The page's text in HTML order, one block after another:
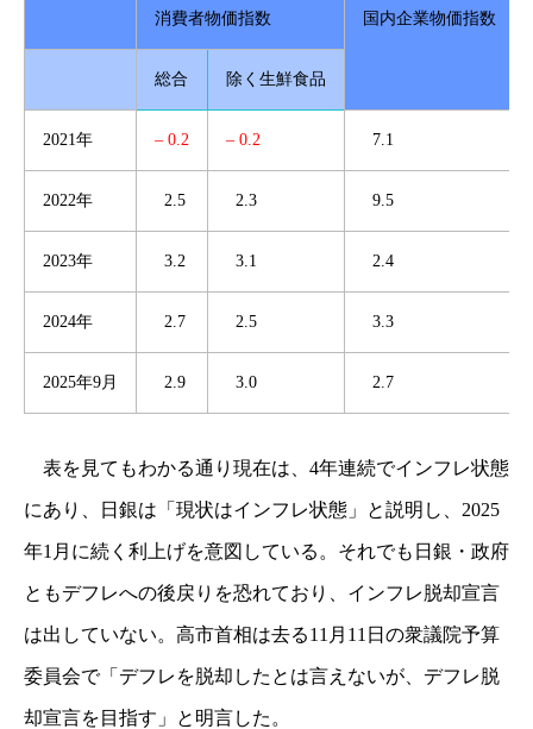
消費者物価指数 国内企業物価指数
総合 除く生鮮食品
2021年 – 0.2 – 0.2 7.1
2022年 2.5 2.3 9.5
2023年 3.2 3.1 2.4
2024年 2.7 2.5 3.3
2025年9月 2.9 3.0 2.7
表を見てもわかる通り現在は、4年連続でインフレ状態
にあり、日銀は「現状はインフレ状態」と説明し、2025
年1月に続く利上げを意図している。それでも日銀・政府
ともデフレへの後戻りを恐れており、インフレ脱却宣言
は出していない。高市首相は去る11月11日の衆議院予算
委員会で「デフレを脱却したとは言えないが、デフレ脱
却宣言を目指す」と明言した。